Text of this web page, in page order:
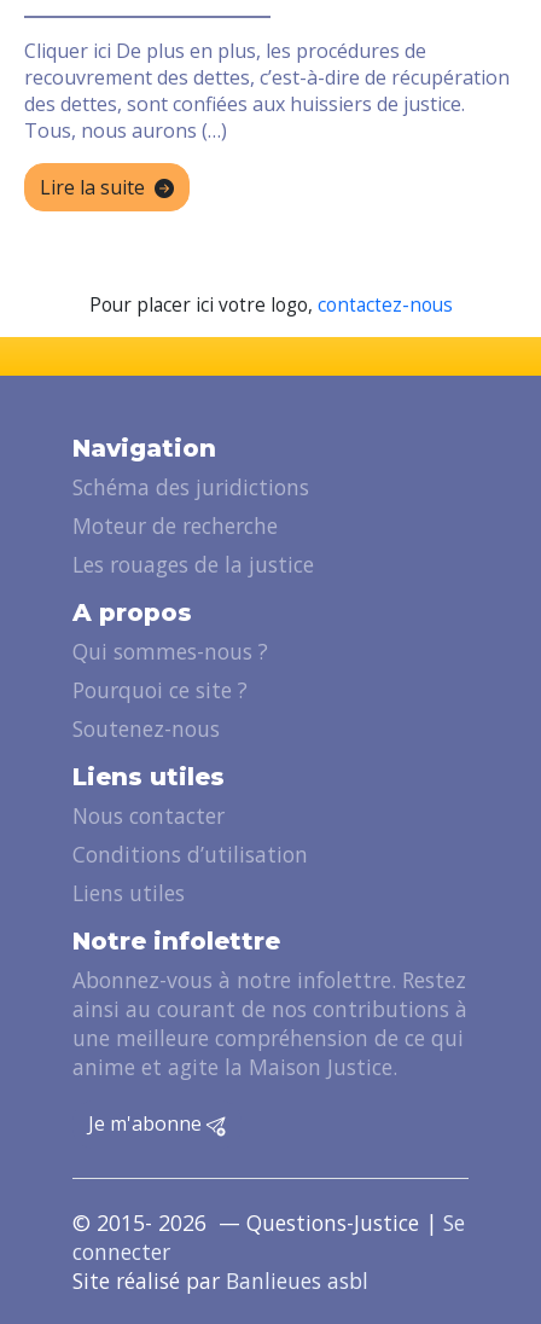
Cliquer ici De plus en plus, les procédures de
recouvrement des dettes, c’est-à-dire de récupération
des dettes, sont confiées aux huissiers de justice.
Tous, nous aurons (…)
Lire la suite
Pour placer ici votre logo, contactez-nous
Navigation
Schéma des juridictions
Moteur de recherche
Les rouages de la justice
A propos
Qui sommes-nous ?
Pourquoi ce site ?
Soutenez-nous
Liens utiles
Nous contacter
Conditions d’utilisation
Liens utiles
Notre infolettre
Abonnez-vous à notre infolettre. Restez
ainsi au courant de nos contributions à
une meilleure compréhension de ce qui
anime et agite la Maison Justice.
Je m'abonne
© 2015- 2026 — Questions-Justice | Se
connecter
Site réalisé par Banlieues asbl